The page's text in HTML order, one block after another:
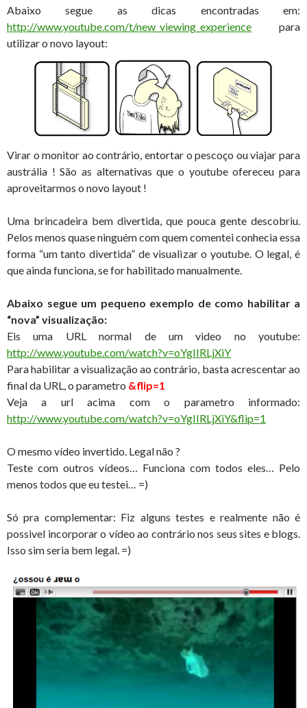
Abaixo segue as dicas encontradas em:
http://www.youtube.com/t/new_viewing_experience para
utilizar o novo layout:
Virar o monitor ao contrário, entortar o pescoço ou viajar para
austrália ! São as alternativas que o youtube ofereceu para
aproveitarmos o novo layout !
Uma brincadeira bem divertida, que pouca gente descobriu.
Pelos menos quase ninguém com quem comentei conhecia essa
forma “um tanto divertida” de visualizar o youtube. O legal, é
que ainda funciona, se for habilitado manualmente.
Abaixo segue um pequeno exemplo de como habilitar a
“nova” visualização:
Eis uma URL normal de um video no youtube:
http://www.youtube.com/watch?v=oYgIIRLjXiY
Para habilitar a visualização ao contrário, basta acrescentar ao
final da URL, o parametro &flip=1
Veja a url acima com o parametro informado:
http://www.youtube.com/watch?v=oYgIIRLjXiY&flip=1
O mesmo vídeo invertido. Legal não ?
Teste com outros vídeos… Funciona com todos eles… Pelo
menos todos que eu testei… =)
Só pra complementar: Fiz alguns testes e realmente não é
possivel incorporar o vídeo ao contrário nos seus sites e blogs.
Isso sim seria bem legal. =)